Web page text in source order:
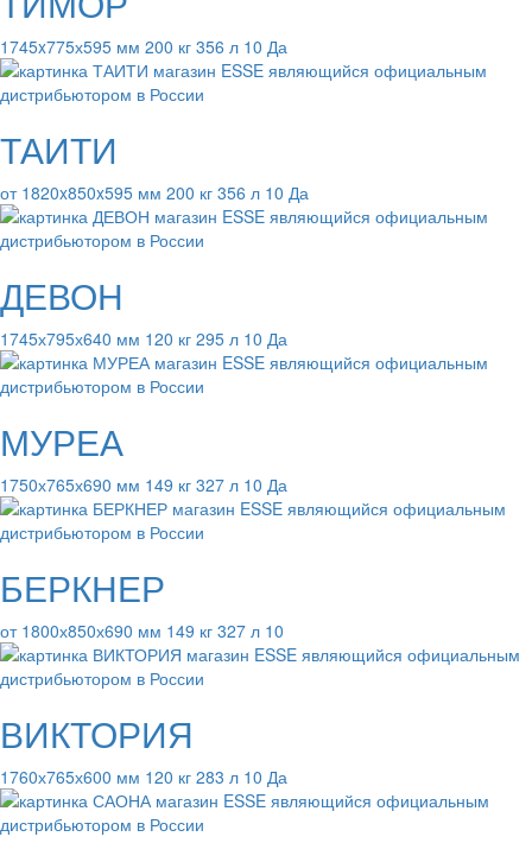
1745x775х595 мм 200 кг 356 л 10 Да
ТАИТИ
от 1820x850x595 мм 200 кг 356 л 10 Да
ДЕВОН
1745х795х640 мм 120 кг 295 л 10 Да
МУРЕА
1750х765х690 мм 149 кг 327 л 10 Да
БЕРКНЕР
от 1800х850х690 мм 149 кг 327 л 10
ВИКТОРИЯ
1760х765х600 мм 120 кг 283 л 10 Да